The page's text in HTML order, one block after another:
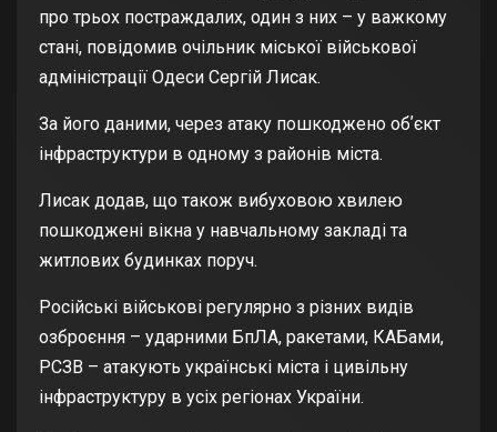
про трьох постраждалих, один з них – у важкому
стані, повідомив очільник міської військової
адміністрації Одеси Сергій Лисак.
За його даними, через атаку пошкоджено обʼєкт
інфраструктури в одному з районів міста.
Лисак додав, що також вибуховою хвилею
пошкоджені вікна у навчальному закладі та
житлових будинках поруч.
Російські військові регулярно з різних видів
озброєння – ударними БпЛА, ракетами, КАБами,
РСЗВ – атакують українські міста і цивільну
інфраструктуру в усіх регіонах України.